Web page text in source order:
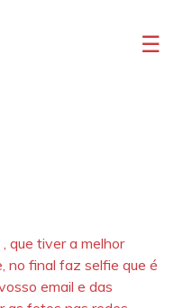
☰
que tiver a melhor
no final faz selfie que é
email e das